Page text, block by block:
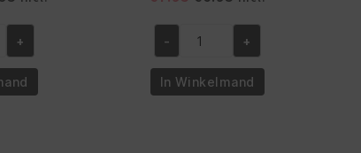
is:
€11.95.
+
was:
€7.95.
is:
€6.95.
Palmers
Cocoa
Butter
- +
In Winkelmand